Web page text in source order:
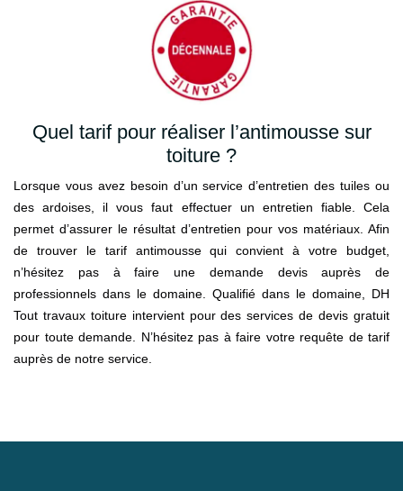
Quel tarif pour réaliser l’antimousse sur
toiture ?
Lorsque vous avez besoin d’un service d’entretien des tuiles ou
des ardoises, il vous faut effectuer un entretien fiable. Cela
permet d’assurer le résultat d’entretien pour vos matériaux. Afin
de trouver le tarif antimousse qui convient à votre budget,
n’hésitez pas à faire une demande devis auprès de
professionnels dans le domaine. Qualifié dans le domaine, DH
Tout travaux toiture intervient pour des services de devis gratuit
pour toute demande. N’hésitez pas à faire votre requête de tarif
auprès de notre service.